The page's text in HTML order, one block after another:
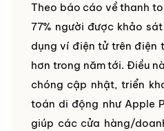
Theo báo cáo về thanh
77% người được khảo
dụng ví điện tử trên điện
hơn trong năm tới. Điều
chóng cập nhật, triển
toán di động như Apple
giúp các cửa hàng/